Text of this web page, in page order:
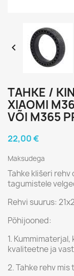

TAHKE /
XIAOMI
VÕI M365
22,00 €
Maksudega
Tahke klišeri rehv
tagumistele
Rehvi suurus:
Põhijooned:
1.
kvaliteetne ja
2. Tahke rehv